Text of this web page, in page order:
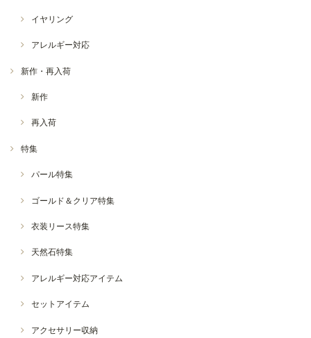
イヤリング
アレルギー対応
新作・再入荷
新作
再入荷
特集
パール特集
ゴールド＆クリア特集
衣装リース特集
天然石特集
アレルギー対応アイテム
セットアイテム
アクセサリー収納